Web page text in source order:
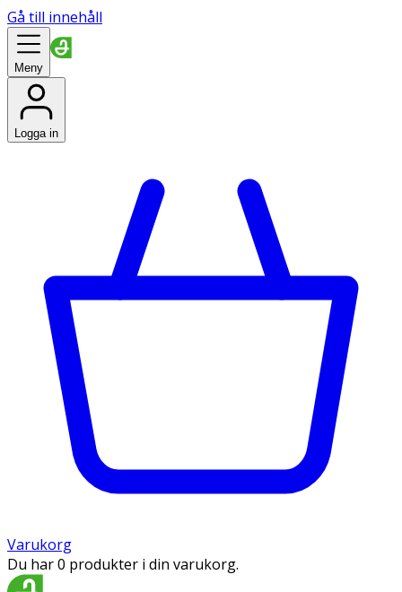
Gå till innehåll
Meny
Logga in
Varukorg
Du har 0 produkter i din varukorg.